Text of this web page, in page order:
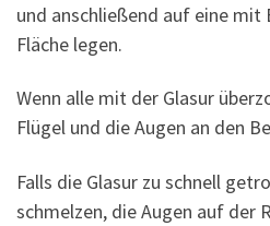
und anschließend auf eine mit
Fläche legen.
Wenn alle mit der Glasur
Flügel und die Augen an den
Falls die Glasur zu schnell
schmelzen, die Augen auf der